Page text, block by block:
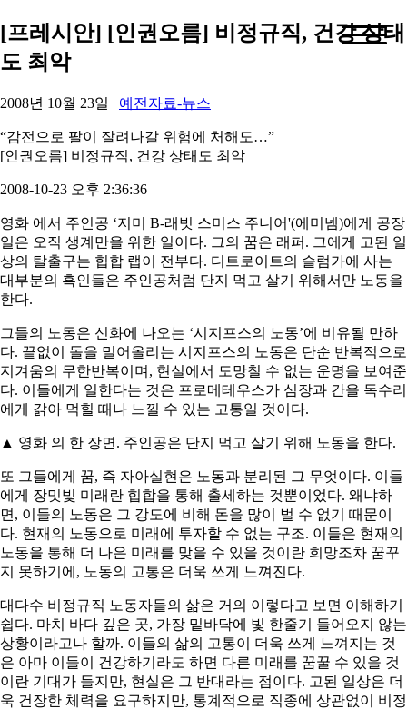
[프레시안] [인권오름] 비정규직, 건강 상태
도 최악
2008년 10월 23일 | 예전자료-뉴스
“감전으로 팔이 잘려나갈 위험에 처해도…”
[인권오름] 비정규직, 건강 상태도 최악
2008-10-23 오후 2:36:36
영화 에서 주인공 ‘지미 B-래빗 스미스 주니어'(에미넴)에게 공장
일은 오직 생계만을 위한 일이다. 그의 꿈은 래퍼. 그에게 고된 일
상의 탈출구는 힙합 랩이 전부다. 디트로이트의 슬럼가에 사는
대부분의 흑인들은 주인공처럼 단지 먹고 살기 위해서만 노동을
한다.
그들의 노동은 신화에 나오는 ‘시지프스의 노동’에 비유될 만하
다. 끝없이 돌을 밀어올리는 시지프스의 노동은 단순 반복적으로
지겨움의 무한반복이며, 현실에서 도망칠 수 없는 운명을 보여준
다. 이들에게 일한다는 것은 프로메테우스가 심장과 간을 독수리
에게 갉아 먹힐 때나 느낄 수 있는 고통일 것이다.
▲ 영화 의 한 장면. 주인공은 단지 먹고 살기 위해 노동을 한다.
또 그들에게 꿈, 즉 자아실현은 노동과 분리된 그 무엇이다. 이들
에게 장밋빛 미래란 힙합을 통해 출세하는 것뿐이었다. 왜냐하
면, 이들의 노동은 그 강도에 비해 돈을 많이 벌 수 없기 때문이
다. 현재의 노동으로 미래에 투자할 수 없는 구조. 이들은 현재의
노동을 통해 더 나은 미래를 맞을 수 있을 것이란 희망조차 꿈꾸
지 못하기에, 노동의 고통은 더욱 쓰게 느껴진다.
대다수 비정규직 노동자들의 삶은 거의 이렇다고 보면 이해하기
쉽다. 마치 바다 깊은 곳, 가장 밑바닥에 빛 한줄기 들어오지 않는
상황이라고나 할까. 이들의 삶의 고통이 더욱 쓰게 느껴지는 것
은 아마 이들이 건강하기라도 하면 다른 미래를 꿈꿀 수 있을 것
이란 기대가 들지만, 현실은 그 반대라는 점이다. 고된 일상은 더
욱 건장한 체력을 요구하지만, 통계적으로 직종에 상관없이 비정